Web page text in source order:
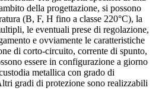
della progettazione, si possono
(B, F, H fino a classe 220°C), la
le eventuali prese di regolazione,
e ovviamente le caratteristiche
di corto-circuito, corrente di spunto,
essere in configurazione a giorno
metallica con grado di
gradi di protezione sono realizzabili